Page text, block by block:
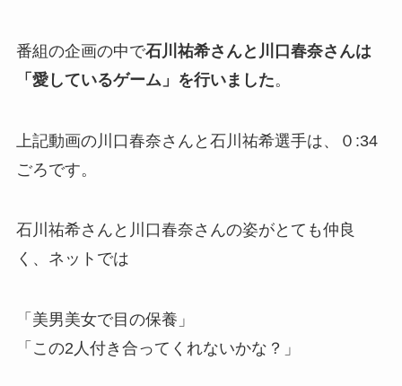
番組の企画の中で石川祐希さんと川口春奈さんは
「愛しているゲーム」を行いました。
上記動画の川口春奈さんと石川祐希選手は、０:34
ごろです。
石川祐希さんと川口春奈さんの姿がとても仲良
く、ネットでは
「美男美女で目の保養」
「この2人付き合ってくれないかな？」